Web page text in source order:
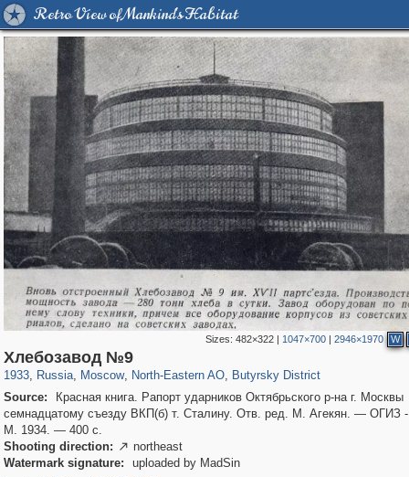
Retro View of Mankind's Habitat
Sizes: 482×322| 1047×700| 2946×1970 W
Хлебозавод №9
1933, Russia
1,406,255 29,243
, Moscow
319,780 8,286
, North-Eastern AO
24,488
, Butyrsky District
Source:
Красная книга. Рапорт ударников Октябрьского р-на г. Москвы
семнадцатому съезду ВКП(б) т. Сталину. Отв. ред. М. Агекян. —
М. 1934. — 400 с.
Shooting direction:  northeast
Watermark signature:
uploaded by MadSin